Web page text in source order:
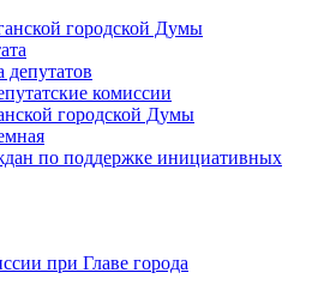
городской Думы
комиссии
городской Думы
по поддержке инициативных
при Главе города